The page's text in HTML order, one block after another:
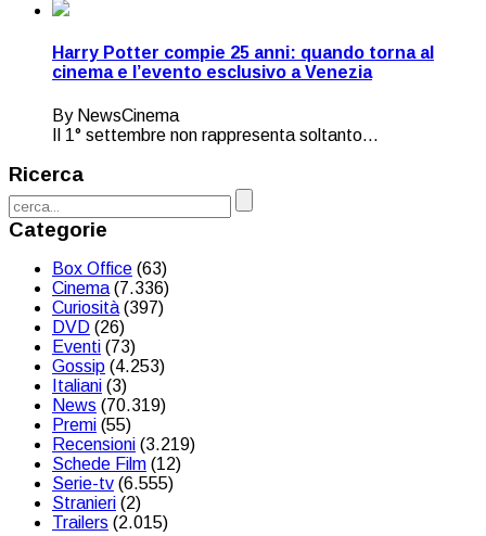
Harry Potter compie 25 anni: quando torna al
cinema e l’evento esclusivo a Venezia
By NewsCinema
Il 1° settembre non rappresenta soltanto...
Ricerca
Categorie
Box Office (63)
Cinema (7.336)
Curiosità (397)
DVD (26)
Eventi (73)
Gossip (4.253)
Italiani (3)
News (70.319)
Premi (55)
Recensioni (3.219)
Schede Film (12)
Serie-tv (6.555)
Stranieri (2)
Trailers (2.015)